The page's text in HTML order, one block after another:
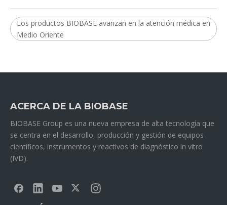
Los productos BIOBASE avanzan en la atención médica en
Medio Oriente
ACERCA DE LA BIOBASE
BIOBASE Group es una nueva empresa de alta tecnología que
se centra en el desarrollo, producción y gestión de equipos
científicos, instrumentos y reactivos de diagnóstico in vitro
(IVD).